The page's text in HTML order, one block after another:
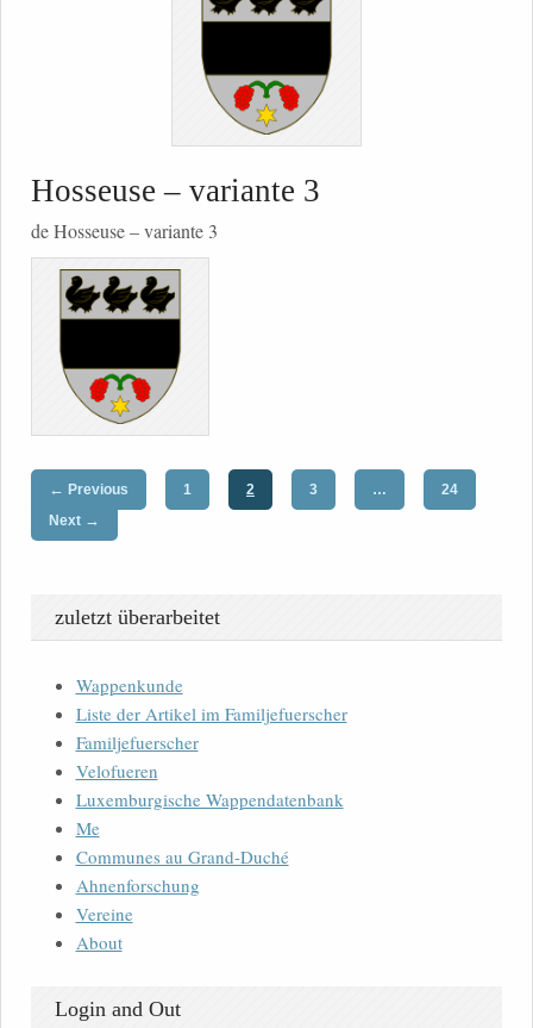
Hosseuse – variante 3
de Hosseuse – variante 3
← Previous 1 2 3 …
24
Next →
zuletzt überarbeitet
Wappenkunde
Liste der Artikel im Familjefuerscher
Familjefuerscher
Velofueren
Luxemburgische Wappendatenbank
Me
Communes au Grand-Duché
Ahnenforschung
Vereine
About
Login and Out